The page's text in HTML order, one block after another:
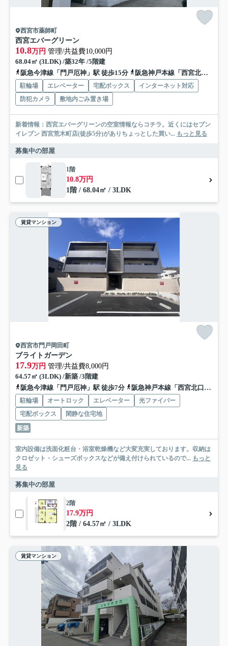
西宮市薬師町
西宮エバーグリーン
10.8万円 管理/共益費10,000円
68.04㎡ (3LDK) /築32年 /5階建
阪急今津線「門戸厄神」駅 徒歩15分
阪急神戸本線「西宮北口」駅 徒歩19分
駐輪場 エレベーター 宅配ボックス
インターネット対応
防犯カメラ
敷地内ごみ置き場
新着情報：西宮エバーグリーンの空室情報ならコチラ。近くにはセブン
イレブン 西宮荒木町店(徒歩5分)がありちょっとした買い... もっと見る
募集中の部屋
1階
10.8万円
1階 / 68.04㎡ / 3LDK
賃貸マンション
西宮市門戸岡田町
ブライトガーデン
17.9万円 管理/共益費8,000円
64.57㎡ (3LDK) /新築 /3階建
阪急今津線「門戸厄神」駅 徒歩7分
阪急神戸本線「西宮北口」駅 徒歩19分
駐輪場 オートロック エレベーター
光ファイバー
宅配ボックス
閑静な住宅地
新築
室内設備は洗面化粧台・浴室乾燥機など大変充実しております。収納は
クロゼット・シューズボックスなどが備え付けられているので... もっと
見る
募集中の部屋
2階
17.9万円
2階 / 64.57㎡ / 3LDK
賃貸マンション